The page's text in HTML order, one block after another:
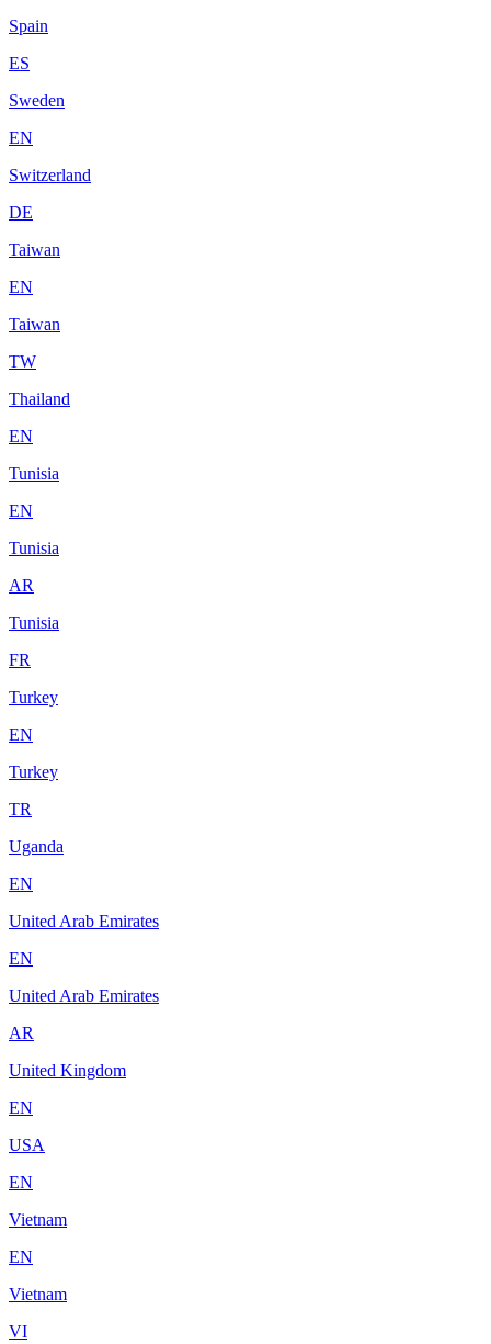
Spain
ES
Sweden
EN
Switzerland
DE
Taiwan
EN
Taiwan
TW
Thailand
EN
Tunisia
EN
Tunisia
AR
Tunisia
FR
Turkey
EN
Turkey
TR
Uganda
EN
United Arab Emirates
EN
United Arab Emirates
AR
United Kingdom
EN
USA
EN
Vietnam
EN
Vietnam
VI